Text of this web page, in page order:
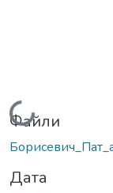
Вантажиться...
Файли
Дата